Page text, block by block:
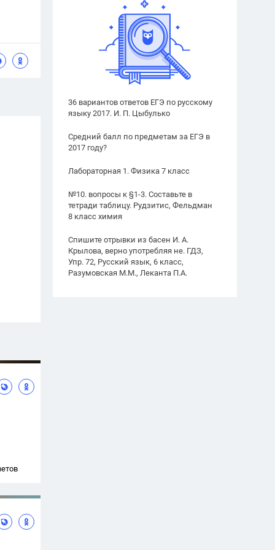
36 вариантов ответов ЕГЭ по русскому
языку 2017. И. П. Цыбулько
Средний балл по предметам за ЕГЭ в
2017 году?
Лабораторная 1. Физика 7 класс
№10. вопросы к §1-3. Составьте в
тетради таблицу. Рудзитис, Фельдман
8 класс химия
Спишите отрывки из басен И. А.
Крылова, верно употребляя не. ГДЗ,
Упр. 72, Русский язык, 6 класс,
Разумовская М.М., Леканта П.А.